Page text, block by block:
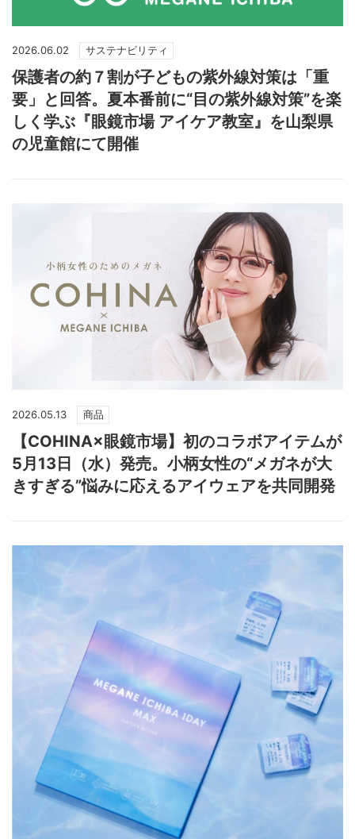
2026.06.02 サステナビリティ
保護者の約７割が子どもの紫外線対策は「重
要」と回答。夏本番前に“目の紫外線対策”を楽
しく学ぶ『眼鏡市場 アイケア教室』を山梨県
の児童館にて開催
2026.05.13 商品
【COHINA×眼鏡市場】初のコラボアイテムが
5月13日（水）発売。小柄女性の“メガネが大
きすぎる”悩みに応えるアイウェアを共同開発